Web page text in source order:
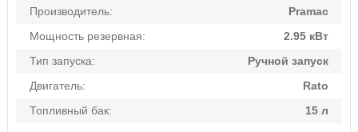
Производитель:
Pramac
Мощность резервная:
2.95 кВт
Тип запуска:
Ручной запуск
Двигатель:
Rato
Топливный бак:
15 л